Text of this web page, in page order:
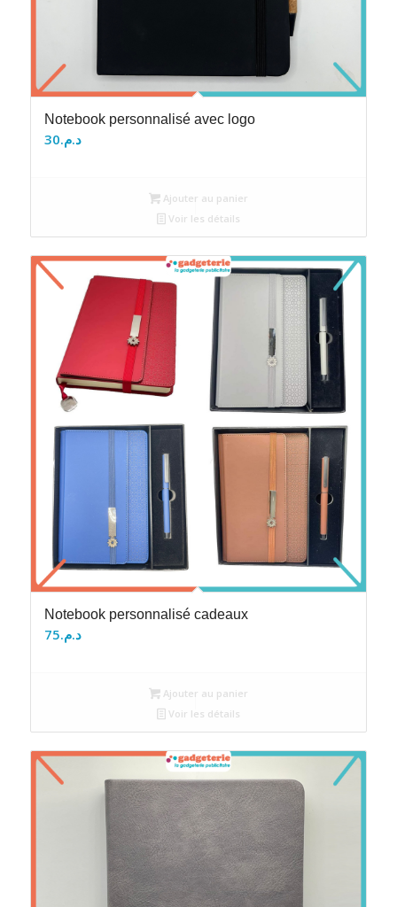
Notebook personnalisé avec logo
د.م.30
Ajouter au panier
Voir les détails
Notebook personnalisé cadeaux
د.م.75
Ajouter au panier
Voir les détails